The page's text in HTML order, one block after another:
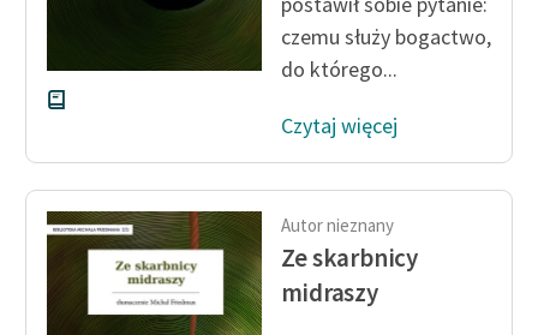
O nas
Kontakt
O projekcie
czemu służy bogactwo,
do którego...
Czytaj więcej
Autor nieznany
Ze skarbnicy
midraszy